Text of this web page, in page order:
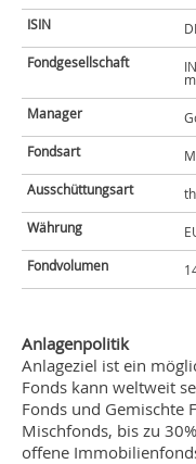
ISIN
Fondgesellschaft
Manager
Fondsart
Ausschüttungsart
Währung
Fondvolumen
Anlagenpolitik
Anlageziel ist ein
Fonds kann weltweit
Fonds und Gemischte
Mischfonds, bis zu
offene